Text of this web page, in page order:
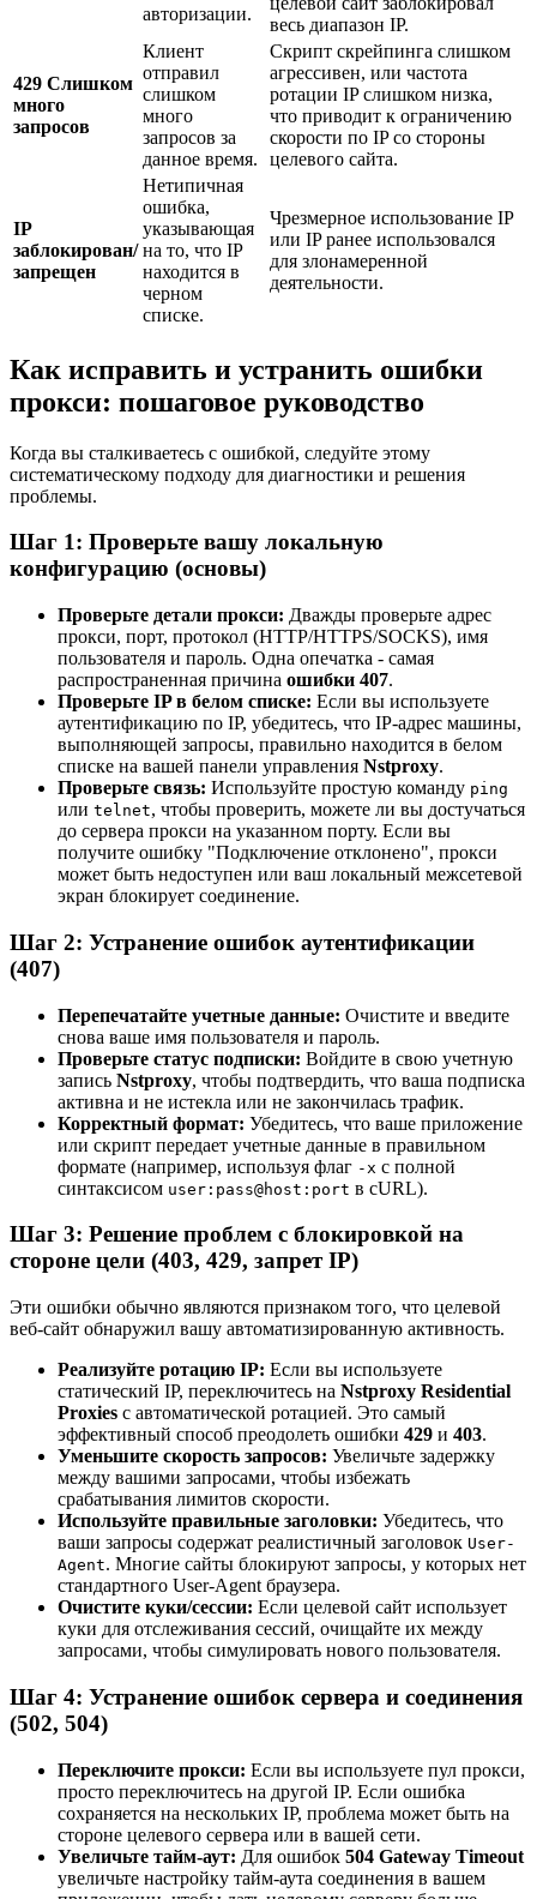
авторизации.
весь диапазон IP.
429 Слишком
много
запросов
Клиент
отправил
слишком
много
запросов за
данное время.
Скрипт скрейпинга слишком
агрессивен, или частота
ротации IP слишком низка,
что приводит к ограничению
скорости по IP со стороны
целевого сайта.
IP
заблокирован/
запрещен
Нетипичная
ошибка,
указывающая
на то, что IP
находится в
черном
списке.
Чрезмерное использование IP
или IP ранее использовался
для злонамеренной
деятельности.
Как исправить и устранить ошибки
прокси: пошаговое руководство
Когда вы сталкиваетесь с ошибкой, следуйте этому
систематическому подходу для диагностики и решения
проблемы.
Шаг 1: Проверьте вашу локальную
конфигурацию (основы)
Проверьте детали прокси: Дважды проверьте адрес
прокси, порт, протокол (HTTP/HTTPS/SOCKS), имя
пользователя и пароль. Одна опечатка - самая
распространенная причина ошибки 407.
Проверьте IP в белом списке: Если вы используете
аутентификацию по IP, убедитесь, что IP-адрес машины,
выполняющей запросы, правильно находится в белом
списке на вашей панели управления Nstproxy.
Проверьте связь: Используйте простую команду ping
или telnet, чтобы проверить, можете ли вы достучаться
до сервера прокси на указанном порту. Если вы
получите ошибку "Подключение отклонено", прокси
может быть недоступен или ваш локальный межсетевой
экран блокирует соединение.
Шаг 2: Устранение ошибок аутентификации
(407)
Перепечатайте учетные данные: Очистите и введите
снова ваше имя пользователя и пароль.
Проверьте статус подписки: Войдите в свою учетную
запись Nstproxy, чтобы подтвердить, что ваша подписка
активна и не истекла или не закончилась трафик.
Корректный формат: Убедитесь, что ваше приложение
или скрипт передает учетные данные в правильном
формате (например, используя флаг -x с полной
синтаксисом user:pass@host:port в cURL).
Шаг 3: Решение проблем с блокировкой на
стороне цели (403, 429, запрет IP)
Эти ошибки обычно являются признаком того, что целевой
веб-сайт обнаружил вашу автоматизированную активность.
Реализуйте ротацию IP: Если вы используете
статический IP, переключитесь на Nstproxy Residential
Proxies с автоматической ротацией. Это самый
эффективный способ преодолеть ошибки 429 и 403.
Уменьшите скорость запросов: Увеличьте задержку
между вашими запросами, чтобы избежать
срабатывания лимитов скорости.
Используйте правильные заголовки: Убедитесь, что
ваши запросы содержат реалистичный заголовок User-
Agent. Многие сайты блокируют запросы, у которых нет
стандартного User-Agent браузера.
Очистите куки/сессии: Если целевой сайт использует
куки для отслеживания сессий, очищайте их между
запросами, чтобы симулировать нового пользователя.
Шаг 4: Устранение ошибок сервера и соединения
(502, 504)
Переключите прокси: Если вы используете пул прокси,
просто переключитесь на другой IP. Если ошибка
сохраняется на нескольких IP, проблема может быть на
стороне целевого сервера или в вашей сети.
Увеличьте тайм-аут: Для ошибок 504 Gateway Timeout
увеличьте настройку тайм-аута соединения в вашем